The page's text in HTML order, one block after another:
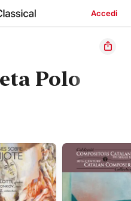
Accedi
Polo